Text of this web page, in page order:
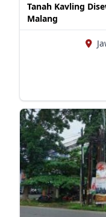
Tanah Kavling
Malang